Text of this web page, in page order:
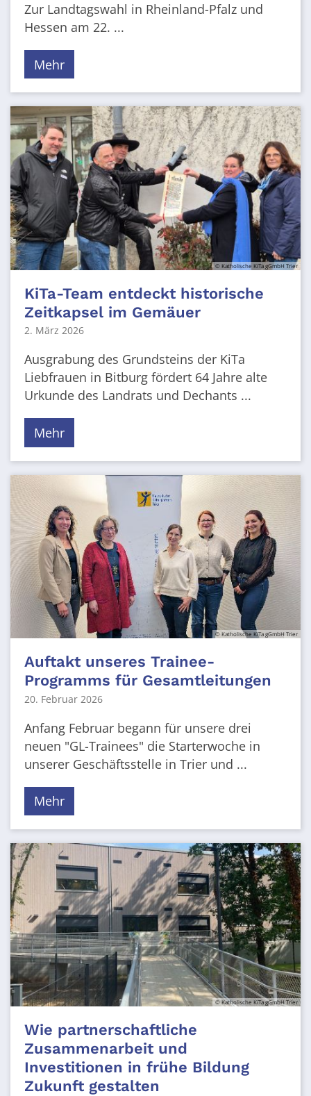
Zur Landtagswahl in Rheinland-Pfalz und
Hessen am 22. ...
Mehr
© Katholische KiTa gGmbH Trier
KiTa-Team entdeckt historische
Zeitkapsel im Gemäuer
2. März 2026
Ausgrabung des Grundsteins der KiTa
Liebfrauen in Bitburg fördert 64 Jahre alte
Urkunde des Landrats und Dechants ...
Mehr
© Katholische KiTa gGmbH Trier
Auftakt unseres Trainee-
Programms für Gesamtleitungen
20. Februar 2026
Anfang Februar begann für unsere drei
neuen "GL-Trainees" die Starterwoche in
unserer Geschäftsstelle in Trier und ...
Mehr
© Katholische KiTa gGmbH Trier
Wie partnerschaftliche
Zusammenarbeit und
Investitionen in frühe Bildung
Zukunft gestalten